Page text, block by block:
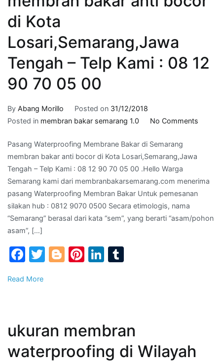
di Kota
Losari,Semarang,Jawa
Tengah – Telp Kami : 08 12
90 70 05 00
By Abang Morillo Posted on 31/12/2018
Posted in membran bakar semarang 1.0 No Commentson
di
Kota
Pasang Waterproofing Membrane Bakar di Semarang
membran bakar anti bocor di Kota Losari,Semarang,Jawa
Tengah – Telp Kami : 08 12 90 70 05 00 .Hello Warga
Semarang kami dari membranbakarsemarang.com menerima
pasang Waterproofing Membran Bakar Untuk pemesanan
silakan hub : 0812 9070 0500 Secara etimologis, nama
“Semarang” berasal dari kata “sem”, yang berarti “asam/pohon
asam”, […]
Facebook
Twitter
Blogger
Pinterest
LinkedIn
Read More
ukuran membran
waterproofing di Wilayah